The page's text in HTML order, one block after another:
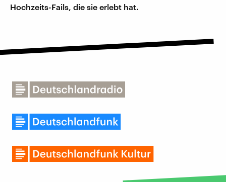
Hochzeits-Fails, die sie erlebt hat.